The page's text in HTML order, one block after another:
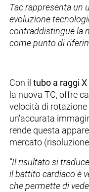
Tac rappresenta un
evoluzione
contraddistingue la
come punto di
Con iltubo a raggi
la nuova TC, offre
velocità di
un'accurata
rende questa
mercato
"Il risultato si
il battito cardiaco è
che permette di